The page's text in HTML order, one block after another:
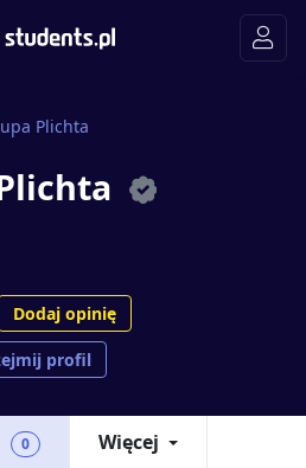
Plichta
Dodaj opinię
profil
0 Więcej